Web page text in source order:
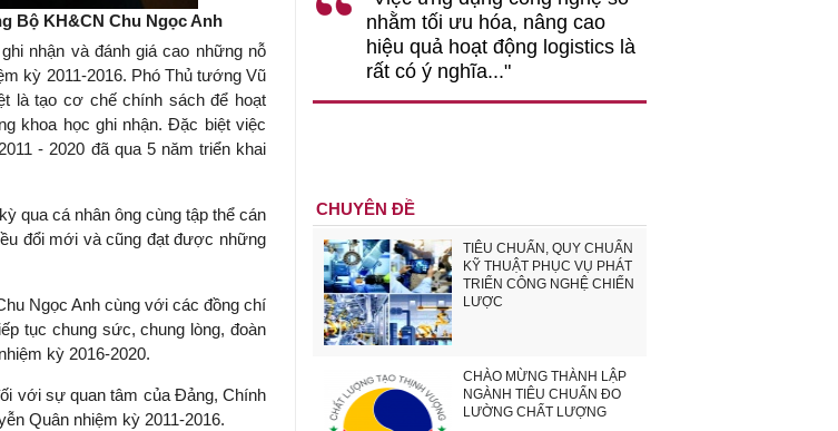
Bộ KH&CN Chu Ngọc Anh
nhận và đánh giá cao những nỗ
kỳ 2011-2016. Phó Thủ tướng Vũ
là tạo cơ chế chính sách để hoạt
khoa học ghi nhận. Đặc biệt việc
- 2020 đã qua 5 năm triển khai
qua cá nhân ông cùng tập thể cán
đổi mới và cũng đạt được những
Ngọc Anh cùng với các đồng chí
tục chung sức, chung lòng, đoàn
kỳ 2016-2020.
với sự quan tâm của Đảng, Chính
Quân nhiệm kỳ 2011-2016.
không chỉ mang ý
ngắn hạn mà còn
tạo nền tảng cho
bền vững dài hạn.
nhằm tối ưu hóa, nâng cao
hiệu quả hoạt động logistics là
rất có ý nghĩa..."
gốc rễ về nhận thức, doanh
nghiệp cần coi quan hệ lao
triển..."
CHUYÊN ĐỀ
TIÊU CHUẨN, QUY CHUẨN
KỸ THUẬT PHỤC VỤ PHÁT
TRIỂN CÔNG NGHỆ CHIẾN
LƯỢC
CHÀO MỪNG THÀNH LẬP
NGÀNH TIÊU CHUẨN ĐO
LƯỜNG CHẤT LƯỢNG